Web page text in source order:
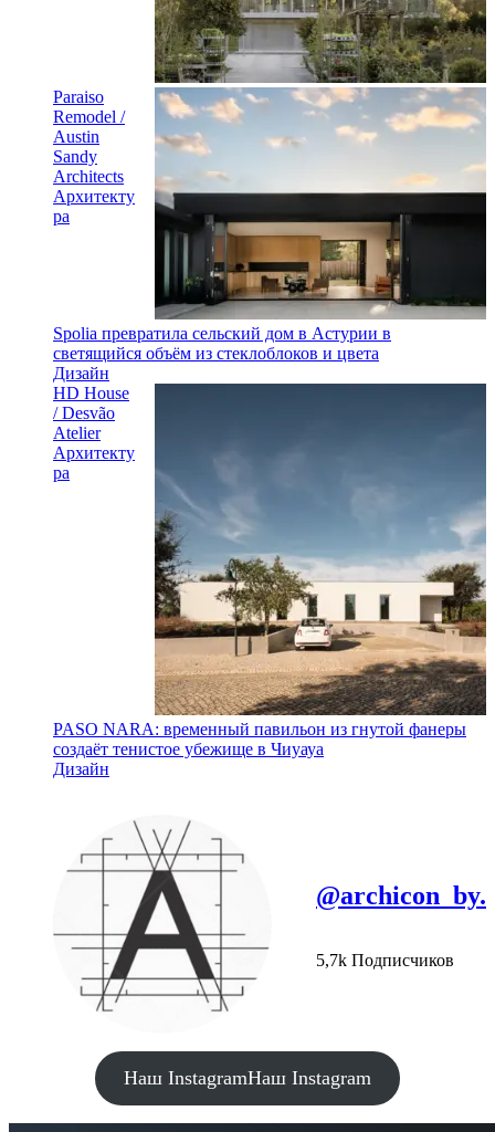
Paraiso
Remodel /
Austin
Sandy
Architects
Архитекту
ра
Spolia превратила сельский дом в Астурии в
светящийся объём из стеклоблоков и цвета
Дизайн
HD House
/ Desvão
Atelier
Архитекту
ра
PASO NARA: временный павильон из гнутой фанеры
создаёт тенистое убежище в Чиуауа
Дизайн
@archicon_by.
5,7k Подписчиков
Наш InstagramНаш Instagram